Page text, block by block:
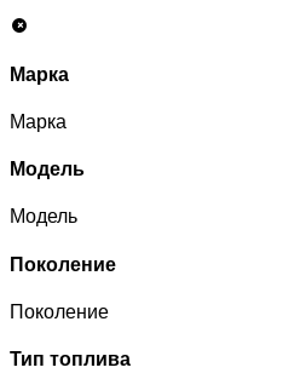
Марка
Марка
Модель
Модель
Поколение
Поколение
Тип топлива